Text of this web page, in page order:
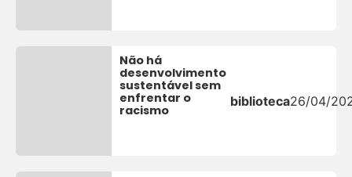
Não há
desenvolvimento
sustentável sem
enfrentar o
racismo
biblioteca26/04/